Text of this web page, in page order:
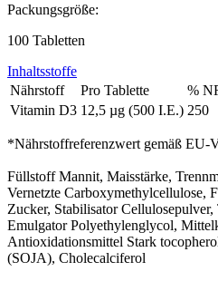
Packungsgröße:
100 Tabletten
Inhaltsstoffe
Nährstoff
Pro Tablette
%
Vitamin D3 12,5 µg (500 I.E.) 250
*Nährstoffreferenzwert gemäß EU-
Füllstoff Mannit, Maisstärke,
Vernetzte Carboxymethylcellulose,
Zucker, Stabilisator
Emulgator Polyethylenglycol,
Antioxidationsmittel Stark
(SOJA), Cholecalciferol